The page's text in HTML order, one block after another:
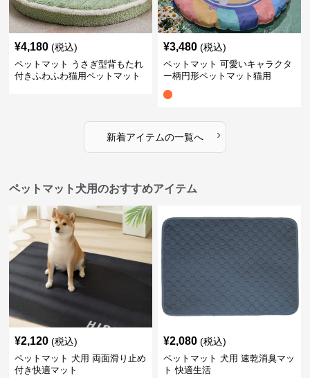
¥4,180 (税込)
ペットマット うさぎ型背もたれ
付きふわふわ猫用ペットマット
¥3,480 (税込)
ペットマット 可愛いキャラクタ
ー柄円形ペットマット猫用
新着アイテムの一覧へ ›
ペットマット犬用のおすすめアイテム
¥2,120 (税込)
ペットマット 犬用 両面滑り止め
付き快適マット
¥2,080 (税込)
ペットマット 犬用 速乾消臭マッ
ト 快適生活